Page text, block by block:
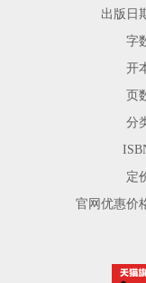
出版日
字
开
页
分
定
官网优惠价